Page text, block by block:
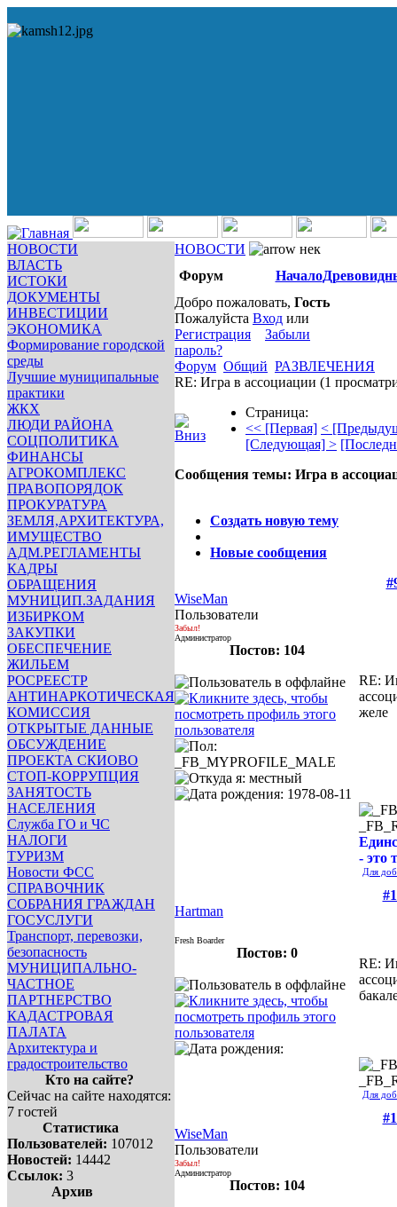
НОВОСТИ
ВЛАСТЬ
ИСТОКИ
ДОКУМЕНТЫ
ИНВЕСТИЦИИ
ЭКОНОМИКА
Формирование городской
среды
Лучшие муниципальные
практики
ЖКХ
ЛЮДИ РАЙОНА
СОЦПОЛИТИКА
ФИНАНСЫ
АГРОКОМПЛЕКС
ПРАВОПОРЯДОК
ПРОКУРАТУРА
ЗЕМЛЯ,АРХИТЕКТУРА,
ИМУЩЕСТВО
АДМ.РЕГЛАМЕНТЫ
КАДРЫ
ОБРАЩЕНИЯ
МУНИЦИП.ЗАДАНИЯ
ИЗБИРКОМ
ЗАКУПКИ
ОБЕСПЕЧЕНИЕ
ЖИЛЬЕМ
РОСРЕЕСТР
АНТИНАРКОТИЧЕСКАЯ
КОМИССИЯ
ОТКРЫТЫЕ ДАННЫЕ
ОБСУЖДЕНИЕ
ПРОЕКТА СКИОВО
СТОП-КОРРУПЦИЯ
ЗАНЯТОСТЬ
НАСЕЛЕНИЯ
Служба ГО и ЧС
НАЛОГИ
ТУРИЗМ
Новости ФСС
СПРАВОЧНИК
СОБРАНИЯ ГРАЖДАН
ГОСУСЛУГИ
Транспорт, перевозки,
безопасность
МУНИЦИПАЛЬНО-
ЧАСТНОЕ
ПАРТНЕРСТВО
КАДАСТРОВАЯ
ПАЛАТА
Архитектура и
градостроительство
Кто на сайте?
Сейчас на сайте находятся:
7 гостей
Статистика
Пользователей: 107012
Новостей: 14442
Ссылок: 3
Архив
НОВОСТИ
нек
Форум
Начало
Добро пожаловать, Гость
Пожалуйста Вход или
Регистрация
Забыли
пароль?
Форум Общий РАЗВЛЕЧЕНИЯ
RE: Игра в ассоциации (1
Страница:
<< [Первая] <
[Следующая] >
Сообщения темы: Игра в
Создать новую тему
Новые сообщения
WiseMan
Пользователи
Забыл!
Администратор
Постов: 104
RE:
желе
- это
Для
Hartman
Fresh Boarder
Постов: 0
RE:
Для
WiseMan
Пользователи
Забыл!
Администратор
Постов: 104